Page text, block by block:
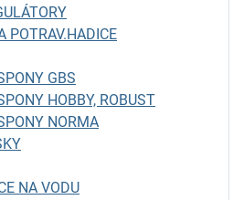
POTRAV.HADICE
GBS
HOBBY, ROBUST
NORMA
NA VODU